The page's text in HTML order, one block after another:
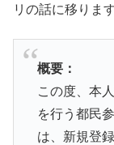
リの話に移ります
概要：
この度、本
を行う都民
は、新規登